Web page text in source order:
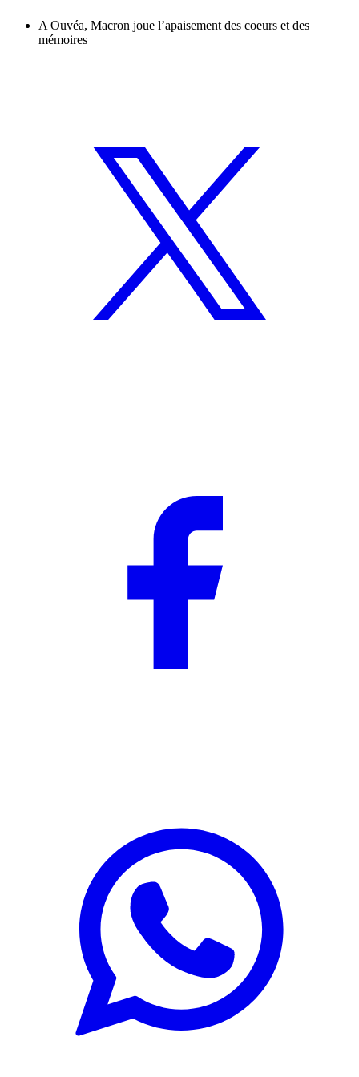
A Ouvéa, Macron joue l’apaisement des coeurs et des
mémoires